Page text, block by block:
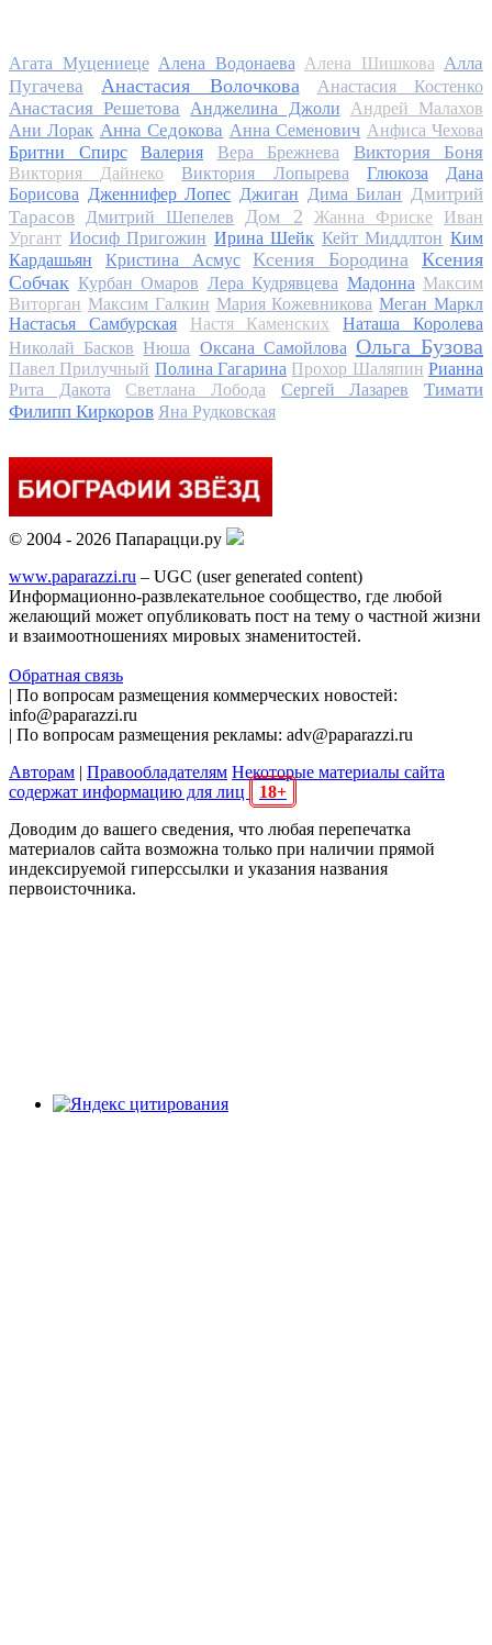
Агата Муцениеце Алена Водонаева Алена Шишкова Алла
Пугачева
Анастасия Волочкова Анастасия Костенко
Анастасия Решетова Анджелина Джоли Андрей Малахов
Ани Лорак Анна Седокова Анна Семенович Анфиса Чехова
Бритни Спирс
Валерия Вера Брежнева Виктория Боня
Виктория Дайнеко Виктория Лопырева Глюкоза
Дана
Борисова Дженнифер Лопес Джиган Дима Билан Дмитрий
Тарасов Дмитрий Шепелев Дом 2 Жанна Фриске
Иван
Ургант Иосиф Пригожин Ирина Шейк Кейт Миддлтон Ким
Кардашьян
Кристина Асмус Ксения Бородина
Ксения
Собчак Курбан Омаров Лера Кудрявцева Мадонна Максим
Виторган Максим Галкин Мария Кожевникова Меган Маркл
Настасья Самбурская
Настя Каменских
Наташа Королева
Николай Басков Нюша Оксана Самойлова Ольга Бузова
Павел Прилучный Полина Гагарина Прохор Шаляпин Рианна
Рита Дакота
Светлана Лобода Сергей Лазарев
Тимати
Филипп Киркоров Яна Рудковская
© 2004 - 2026 Папарацци.ру
www.paparazzi.ru – UGC (user generated content)
Информационно-развлекательное сообщество, где любой
желающий может опубликовать пост на тему о частной жизни
и взаимоотношениях мировых знаменитостей.
Обратная связь
| По вопросам размещения коммерческих новостей:
info@paparazzi.ru
| По вопросам размещения рекламы: adv@paparazzi.ru
Авторам
Правообладателям Некоторые материалы сайта
содержат информацию для лиц
18+
Доводим до вашего сведения, что любая перепечатка
материалов сайта возможна только при наличии прямой
индексируемой гиперссылки и указания названия
первоисточника.